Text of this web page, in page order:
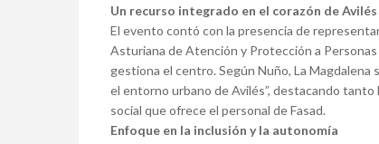
Un recurso integrado en el corazón de Avilés
El evento contó con la presencia de
Asturiana de Atención y Protección a
gestiona el centro. Según Nuño, La
el entorno urbano de Avilés”, destacando
social que ofrece el personal de Fasad.
Enfoque en la inclusión y la autonomía